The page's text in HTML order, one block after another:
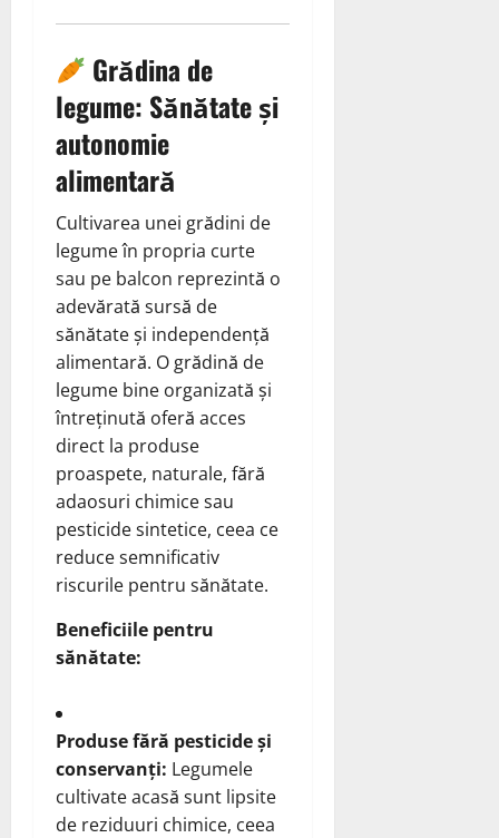
Grădina de
legume: Sănătate și
autonomie
alimentară
Cultivarea unei grădini de
legume în propria curte
sau pe balcon reprezintă o
adevărată sursă de
sănătate și independență
alimentară. O grădină de
legume bine organizată și
întreținută oferă acces
direct la produse
proaspete, naturale, fără
adaosuri chimice sau
pesticide sintetice, ceea ce
reduce semnificativ
riscurile pentru sănătate.
Beneficiile pentru
sănătate:
Produse fără pesticide și
conservanți: Legumele
cultivate acasă sunt lipsite
de reziduuri chimice, ceea